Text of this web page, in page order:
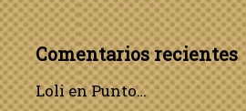
Comentarios recientes
LolienPunto…